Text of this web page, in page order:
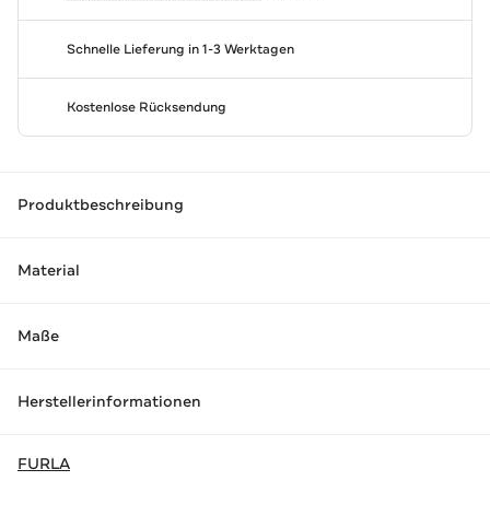
Schnelle Lieferung in 1-3 Werktagen
Kostenlose Rücksendung
Produktbeschreibung
Material
Maße
Herstellerinformationen
FURLA